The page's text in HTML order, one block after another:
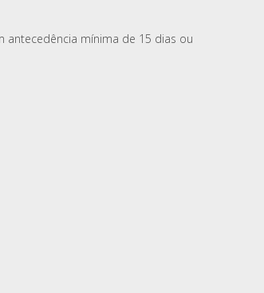
antecedência mínima de 15 dias ou